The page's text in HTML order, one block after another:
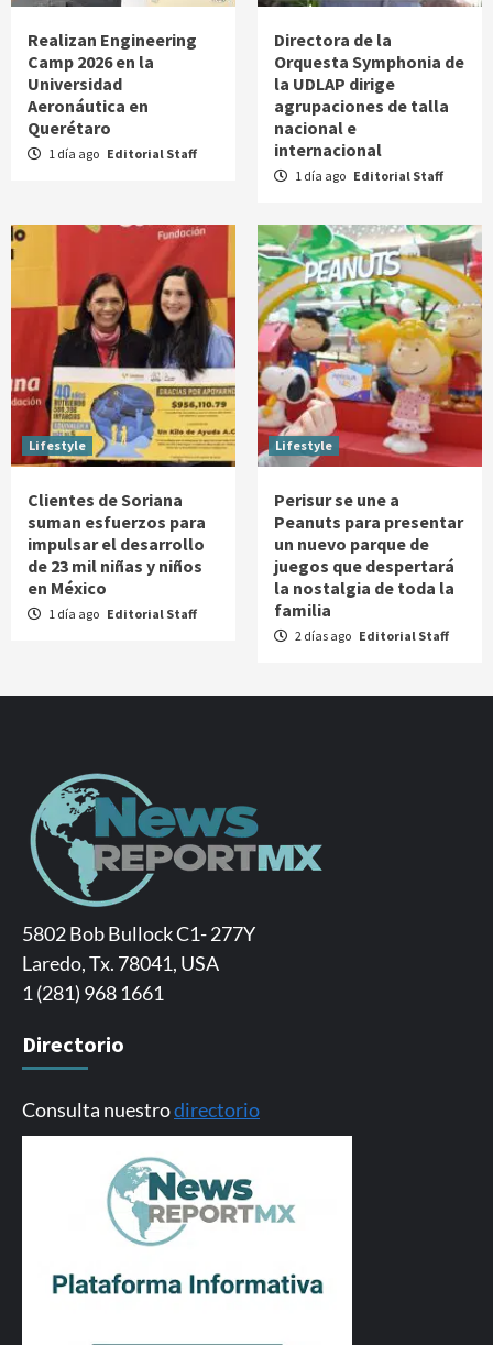
Realizan Engineering
Camp 2026 en la
Universidad
Aeronáutica en
Querétaro
1 día ago Editorial Staff
Directora de la
Orquesta Symphonia de
la UDLAP dirige
agrupaciones de talla
nacional e
internacional
1 día ago Editorial Staff
Lifestyle
Clientes de Soriana
suman esfuerzos para
impulsar el desarrollo
de 23 mil niñas y niños
en México
1 día ago Editorial Staff
Lifestyle
Perisur se une a
Peanuts para presentar
un nuevo parque de
juegos que despertará
la nostalgia de toda la
familia
2 días ago Editorial Staff
5802 Bob Bullock C1- 277Y
Laredo, Tx. 78041, USA
1 (281) 968 1661
Directorio
Consulta nuestrodirectorio